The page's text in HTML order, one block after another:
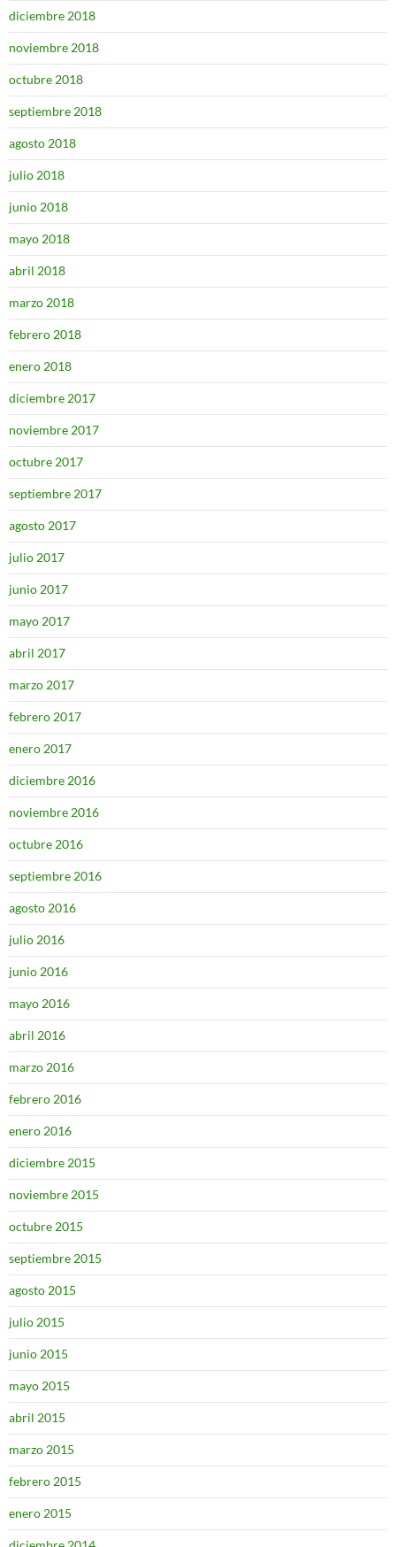
diciembre 2018
noviembre 2018
octubre 2018
septiembre 2018
agosto 2018
julio 2018
junio 2018
mayo 2018
abril 2018
marzo 2018
febrero 2018
enero 2018
diciembre 2017
noviembre 2017
octubre 2017
septiembre 2017
agosto 2017
julio 2017
junio 2017
mayo 2017
abril 2017
marzo 2017
febrero 2017
enero 2017
diciembre 2016
noviembre 2016
octubre 2016
septiembre 2016
agosto 2016
julio 2016
junio 2016
mayo 2016
abril 2016
marzo 2016
febrero 2016
enero 2016
diciembre 2015
noviembre 2015
octubre 2015
septiembre 2015
agosto 2015
julio 2015
junio 2015
mayo 2015
abril 2015
marzo 2015
febrero 2015
enero 2015